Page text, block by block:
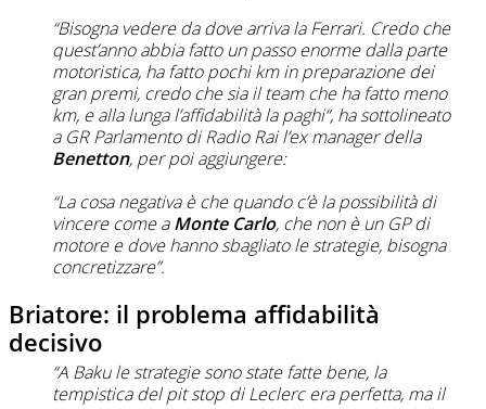
“Bisogna vedere da dove arriva la Ferrari. Credo che
quest’anno abbia fatto un passo enorme dalla parte
motoristica, ha fatto pochi km in preparazione dei
gran premi, credo che sia il team che ha fatto meno
km, e alla lunga l’affidabilità la paghi“, ha sottolineato
a GR Parlamento di Radio Rai l’ex manager della
Benetton, per poi aggiungere:
“La cosa negativa è che quando c’è la possibilità di
vincere come aMonte Carlo, che non è un GP di
motore e dove hanno sbagliato le strategie, bisogna
concretizzare”.
Briatore: il problema affidabilità
decisivo
“A Baku le strategie sono state fatte bene, la
tempistica del pit stop di Leclerc era perfetta, ma il